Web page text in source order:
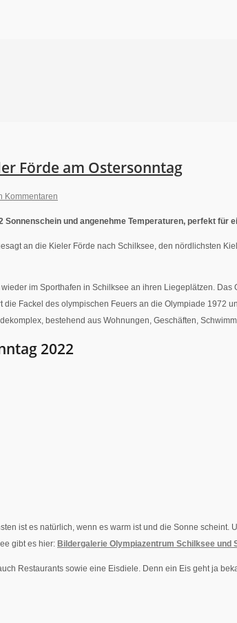
Förde am Ostersonntag
Kommentaren
und angenehme Temperaturen, perfekt für
an die Kieler Förde nach Schilksee, den nördlichsten
im Sporthafen in Schilksee an ihren Liegeplätzen.
Fackel des olympischen Feuers an die Olympiade 1972
bestehend aus Wohnungen, Geschäften,
2022
ist es natürlich, wenn es warm ist und die Sonne
gibt es hier: Bildergalerie Olympiazentrum Schilksee und
Restaurants sowie eine Eisdiele. Denn ein Eis geht ja